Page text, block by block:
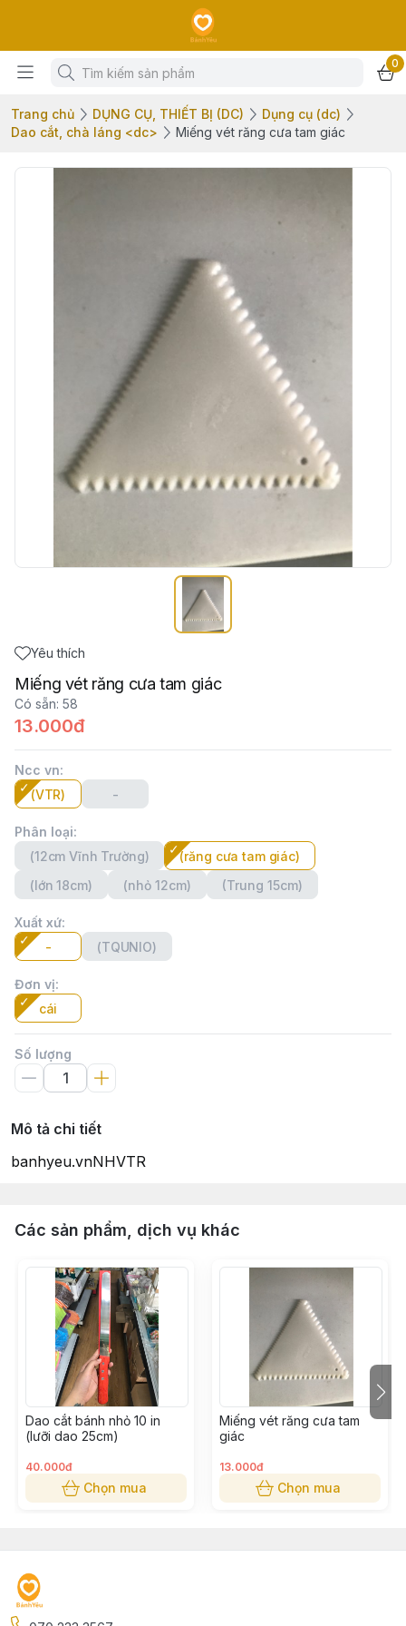
0
Trang chủ DỤNG CỤ, THIẾT BỊ (DC)
Dụng cụ (dc)
Dao cắt, chà láng <dc>
Miếng vét răng cưa tam giác
Yêu thích
Miếng vét răng cưa tam giác
Có sẵn: 58
13.000đ
Ncc vn:
(VTR)
-
Phân loại:
(12cm Vĩnh Trường)
(răng cưa tam giác)
(lớn 18cm)
(nhỏ 12cm) (Trung 15cm)
Xuất xứ:
-
(TQUNIO)
Đơn vị:
cái
Số lượng
Mô tả chi tiết
banhyeu.vnNHVTR
Các sản phẩm, dịch vụ khác
Dao cắt bánh nhỏ 10 in
(lưỡi dao 25cm)
40.000đ
Chọn mua
Miếng vét răng cưa tam
giác
13.000đ
Chọn mua